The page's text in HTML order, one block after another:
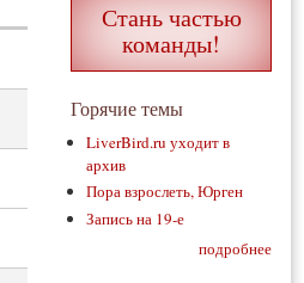
Стань частью
команды!
Горячие темы
LiverBird.ru уходит в
архив
Пора взрослеть, Юрген
Запись на 19-е
подробнее